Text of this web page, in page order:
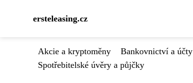
ersteleasing.cz
Akcie a kryptoměny Bankovnictví a účty
Spotřebitelské úvěry a půjčky